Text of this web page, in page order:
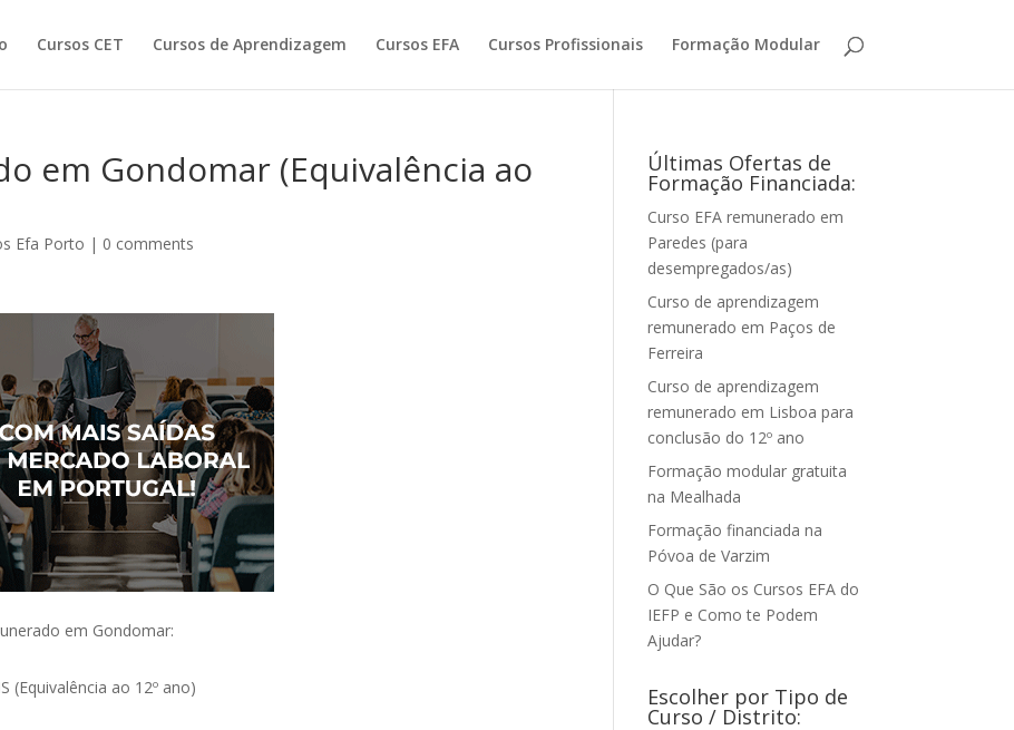
Cursos CET Cursos de Aprendizagem Cursos EFA Cursos Profissionais Formação Modular
em Gondomar (Equivalência ao
Efa Porto | 0 comments
em Gondomar:
(Equivalência ao 12º ano)
Últimas Ofertas de
Formação Financiada:
Curso EFA remunerado em
Paredes (para
desempregados/as)
Curso de aprendizagem
remunerado em Paços de
Ferreira
Curso de aprendizagem
remunerado em Lisboa para
conclusão do 12º ano
Formação modular gratuita
na Mealhada
Formação financiada na
Póvoa de Varzim
O Que São os Cursos EFA do
IEFP e Como te Podem
Ajudar?
Escolher por Tipo de
Curso / Distrito: